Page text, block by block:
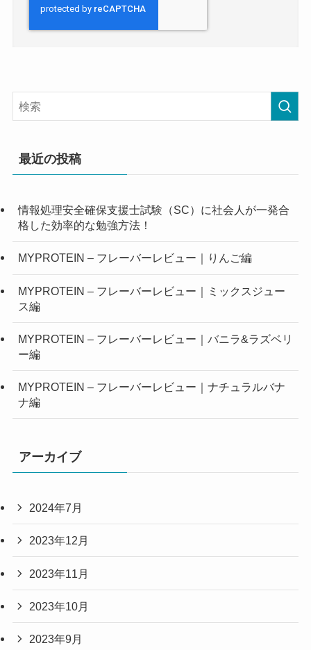
最近の投稿
情報処理安全確保支援士試験（SC）に社会人が一発合
格した効率的な勉強方法！
MYPROTEIN – フレーバーレビュー｜りんご編
MYPROTEIN – フレーバーレビュー｜ミックスジュー
ス編
MYPROTEIN – フレーバーレビュー｜バニラ&ラズベリ
ー編
MYPROTEIN – フレーバーレビュー｜ナチュラルバナ
ナ編
アーカイブ
2024年7月
2023年12月
2023年11月
2023年10月
2023年9月